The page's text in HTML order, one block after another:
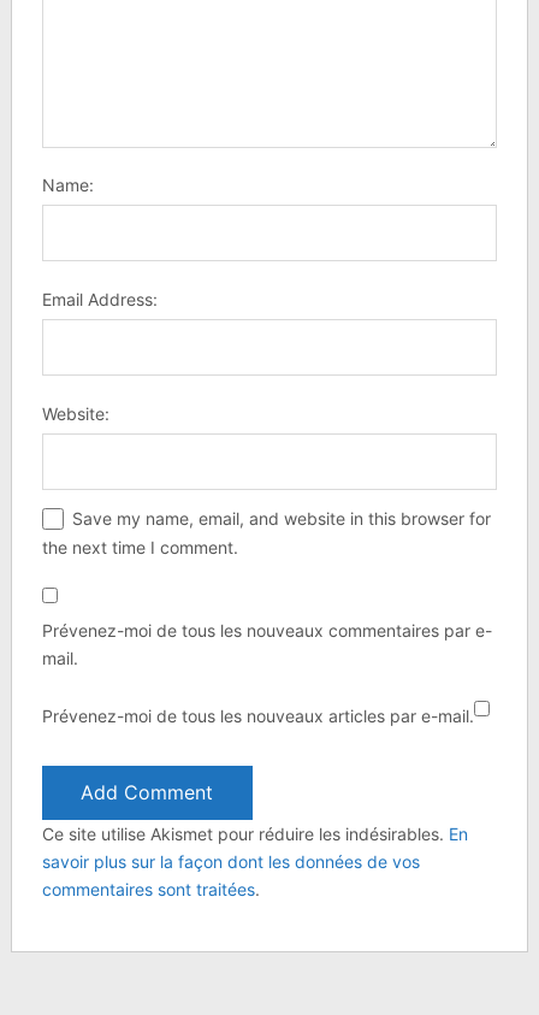
Name:
Email Address:
Website:
Save my name, email, and website in this browser for
the next time I comment.
Prévenez-moi de tous les nouveaux commentaires par e-
mail.
Prévenez-moi de tous les nouveaux articles par e-mail.
Ce site utilise Akismet pour réduire les indésirables. En
savoir plus sur la façon dont les données de vos
commentaires sont traitées.